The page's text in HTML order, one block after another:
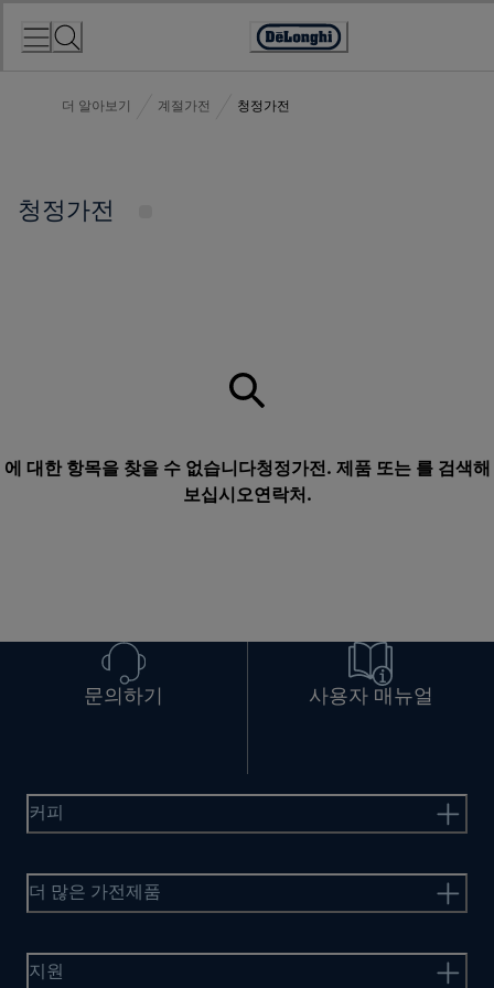
Accessibility
더 알아보기 계절가전 청정가전
청정가전
에 대한 항목을 찾을 수 없습니다청정가전. 제품 또는 를 검색해
보십시오연락처 .
문의하기 사용자 매뉴얼
커피
더 많은 가전제품
지원